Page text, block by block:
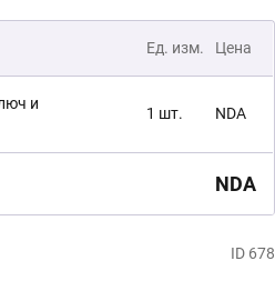
Ед. изм. Цена
и
1 шт. NDA
NDA
ID 678